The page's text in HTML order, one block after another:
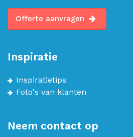
Offerte aanvragen
Inspiratie
Inspiratietips
Foto's van klanten
Neem contact op